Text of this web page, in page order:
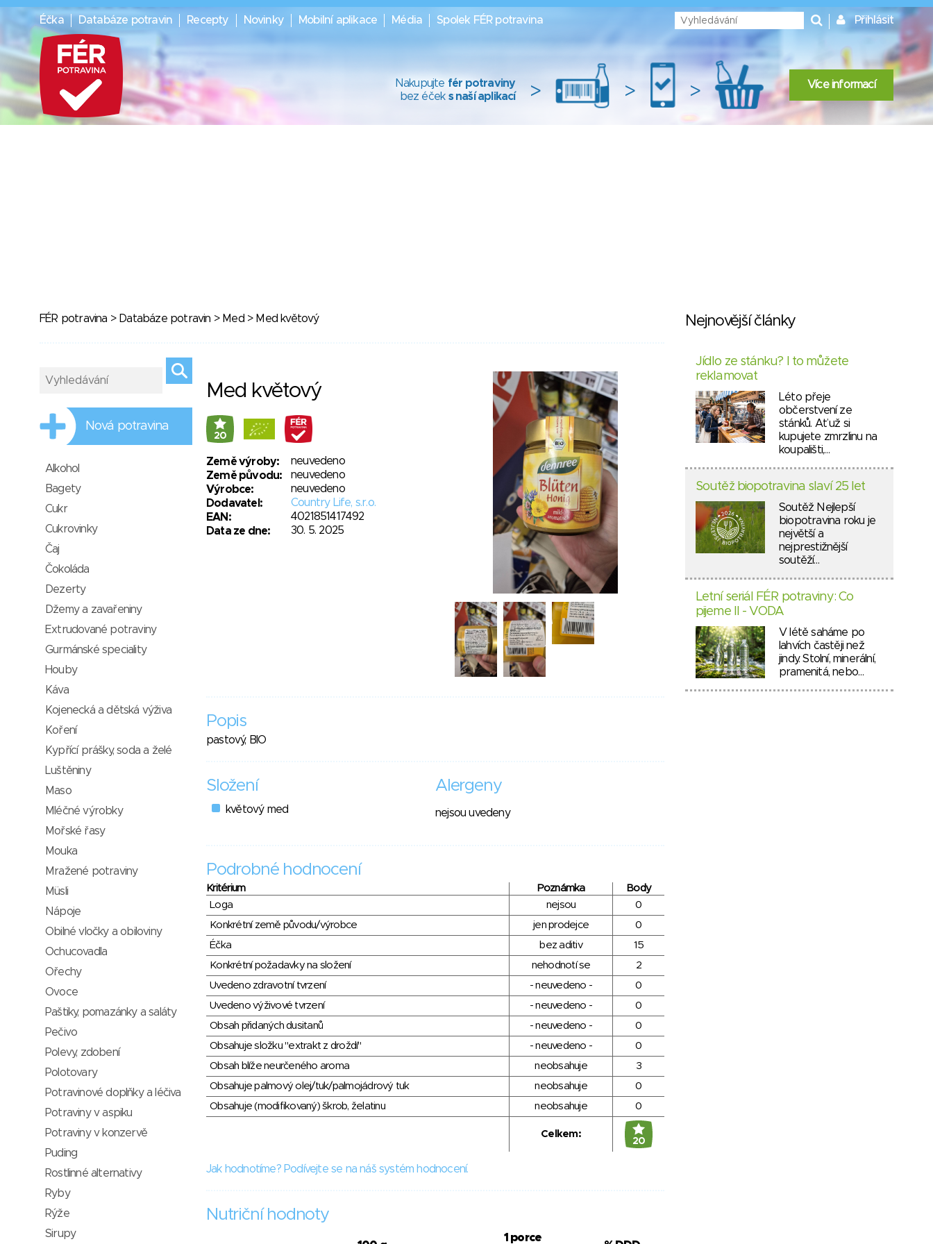
Éčka Databáze potravin Recepty Novinky Mobilní aplikace Média Spolek FÉR potravina Přihlásit
Nakupujte fér potraviny
bez éček s naší aplikací > > > Více informací
FÉR potravina > Databáze potravin > Med > Med květový
Med květový
20
Země výroby:
neuvedeno
Země původu:
neuvedeno
Výrobce:
neuvedeno
Dodavatel:
Country Life, s.r.o.
EAN:
4021851417492
Data ze dne:
30. 5. 2025
Popis
pastový, BIO
Složení
květový med
Alergeny
nejsou uvedeny
Podrobné hodnocení
Kritérium Poznámka
Body
Loga
nejsou
0
Konkrétní země původu/výrobce
jen prodejce
0
Éčka
bez aditiv
15
Konkrétní požadavky na složení
nehodnotí se
2
Uvedeno zdravotní tvrzení
- neuvedeno -
0
Uvedeno výživové tvrzení
- neuvedeno -
0
Obsah přidaných dusitanů
- neuvedeno -
0
Obsahuje složku "extrakt z droždí"
- neuvedeno -
0
Obsah blíže neurčeného aroma
neobsahuje
3
Obsahuje palmový olej/tuk/palmojádrový tuk
neobsahuje
0
Obsahuje (modifikovaný) škrob, želatinu
neobsahuje 0
Celkem:
20
Jak hodnotíme? Podívejte se na náš systém hodnocení.
Nutriční hodnoty
1 porce
Nová potravina
Alkohol
Bagety
Cukr
Cukrovinky
Čaj
Čokoláda
Dezerty
Džemy a zavařeniny
Extrudované potraviny
Gurmánské speciality
Houby
Káva
Kojenecká a dětská výživa
Koření
Kypřící prášky, soda a želé
Luštěniny
Maso
Mléčné výrobky
Mořské řasy
Mouka
Mražené potraviny
Müsli
Nápoje
Obilné vločky a obiloviny
Ochucovadla
Ořechy
Ovoce
Paštiky, pomazánky a saláty
Pečivo
Polevy, zdobení
Polotovary
Potravinové doplňky a léčiva
Potraviny v aspiku
Potraviny v konzervě
Puding
Rostlinné alternativy
Ryby
Rýže
Sirupy
Nejnovější články
Jídlo ze stánku? I to můžete
reklamovat
Léto přeje
občerstvení ze
stánků. Ať už si
kupujete zmrzlinu na
koupališti,…
Soutěž biopotravina slaví 25 let
Soutěž Nejlepší
biopotravina roku je
největší a
nejprestižnější
soutěží…
Letní seriál FÉR potraviny: Co
pijeme II - VODA
V létě saháme po
lahvích častěji než
jindy. Stolní, minerální,
pramenitá, nebo…